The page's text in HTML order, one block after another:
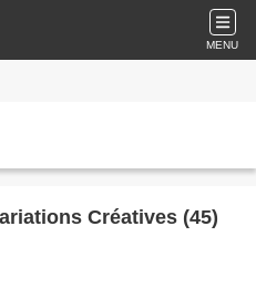
MENU
Créatives (45)